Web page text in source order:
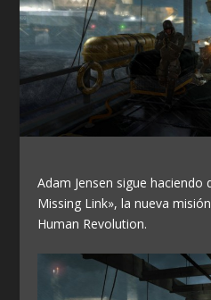
Adam Jensen sigue haciendo
Missing Link», la nueva
Human Revolution.